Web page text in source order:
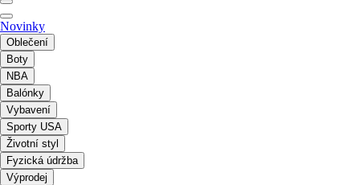
Novinky
Oblečení
Boty
NBA
Balónky
Vybavení
Sporty USA
Životní styl
Fyzická údržba
Výprodej